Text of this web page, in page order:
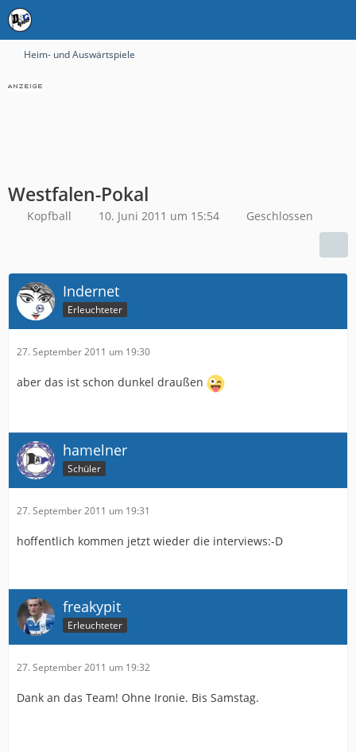
Heim- und Auswärtspiele
Westfalen-Pokal
Kopfball 10. Juni 2011 um 15:54 Geschlossen
Indernet
Erleuchteter
27. September 2011 um 19:30
aber das ist schon dunkel draußen
hamelner
Schüler
27. September 2011 um 19:31
hoffentlich kommen jetzt wieder die interviews:-D
freakypit
Erleuchteter
27. September 2011 um 19:32
Dank an das Team! Ohne Ironie. Bis Samstag.